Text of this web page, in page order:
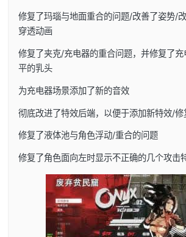
修复了玛瑙与地面重合的问题/改善了姿势/
穿透动画
修复了夹克/充电器的重合问题，并修复了
平的乳头
为充电器场景添加了新的音效
彻底改进了特效后端，以便于添加新特效/
修复了液体池与角色浮动/重合的问题
修复了角色面向左时显示不正确的几个攻击